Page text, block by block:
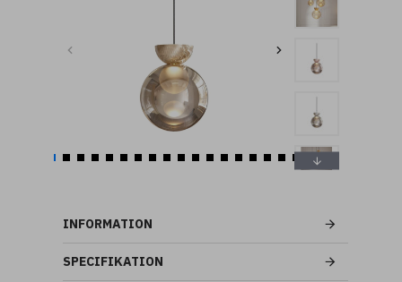
INFORMATION
SPECIFIKATION